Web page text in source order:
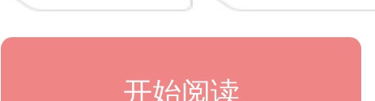
开始阅读